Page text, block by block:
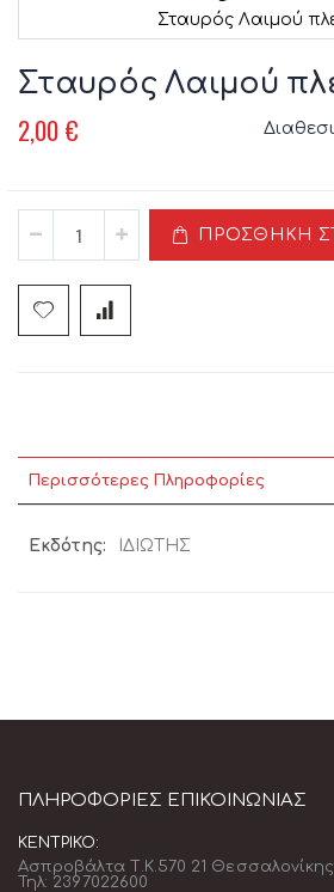
Σταυρός Λαιμού
στην
αρχή
συλλογής
Σταυρός Λαιμού
2,00 €
ΠΡΟΣΘΉΚΗ
Περισσότερες Πληροφορίες
ΠερισσότερεςΙΔΙΩΤΗΣ
ΠΛΗΡΟΦΟΡΊΕΣ ΕΠΙΚΟΙΝΩΝΊΑΣ
ΚΕΝΤΡΙΚΌ:
Ασπροβάλτα Τ.Κ.570 21 Θεσσαλονίκης
Τηλ: 2397022600